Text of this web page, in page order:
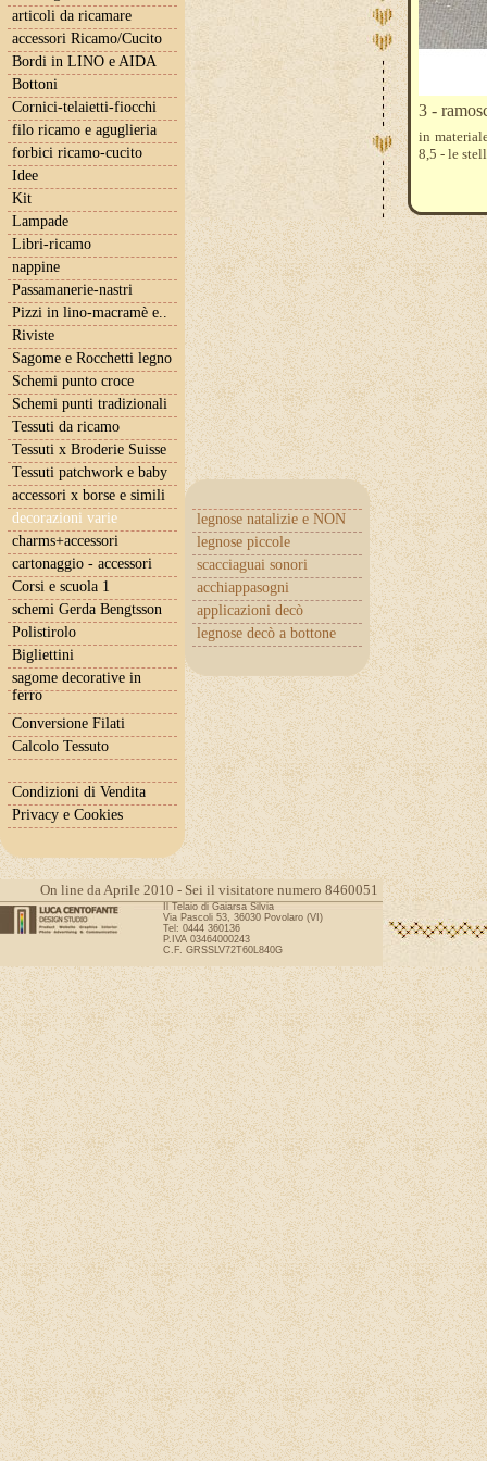
articoli da ricamare
accessori Ricamo/Cucito
Bordi in LINO e AIDA
Bottoni
Cornici-telaietti-fiocchi
filo ricamo e aguglieria
forbici ricamo-cucito
Idee
Kit
Lampade
Libri-ricamo
nappine
Passamanerie-nastri
Pizzi in lino-macramè e..
Riviste
Sagome e Rocchetti legno
Schemi punto croce
Schemi punti tradizionali
Tessuti da ricamo
Tessuti x Broderie Suisse
Tessuti patchwork e baby
accessori x borse e simili
decorazioni varie
legnose natalizie e NON
legnose piccole
scacciaguai sonori
acchiappasogni
applicazioni decò
legnose decò a bottone
charms+accessori
cartonaggio - accessori
Corsi e scuola 1
schemi Gerda Bengtsson
Polistirolo
Bigliettini
sagome decorative in
ferro
Conversione Filati
Calcolo Tessuto
Condizioni di Vendita
Privacy e Cookies
3 -
in
8,5 - le
On line da Aprile 2010 - Sei il visitatore numero 8460051
Il Telaio di Gaiarsa Silvia
Via Pascoli 53, 36030 Povolaro (VI)
Tel: 0444 360136
P.IVA 03464000243
C.F. GRSSLV72T60L840G